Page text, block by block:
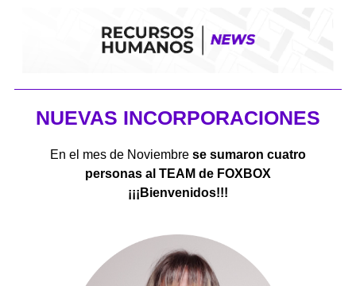
NUEVAS INCORPORACIONES
En el mes de Noviembre se sumaron cuatro
personas al TEAM de FOXBOX
¡¡¡Bienvenidos!!!